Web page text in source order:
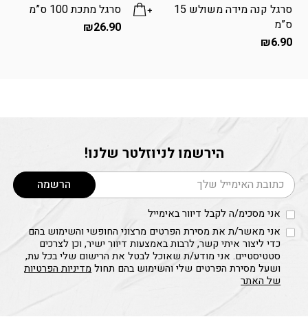
סרגל קנה מידה משולש 15
ס”מ
₪6.90
סרגל מתכת 100 ס”מ
₪26.90
הירשמו לניוזלטר שלנו!
דוא׳׳ל הרשמה
אני מסכימ/ה לקבל דיוור באימייל
אני מאשר/ת את מסירת הפרטים מרצוני החופשי והשימוש בהם
כדי ליצור איתי קשר, לרבות באמצעות דיוור ישיר, וכן לצרכים
סטטיסטיים. אני מודע/ת שאוכל לבטל את הרישום שלי בכל עת,
ושעל מסירת הפרטים שלי והשימוש בהם תחולמדיניות הפרטיות
של האתר